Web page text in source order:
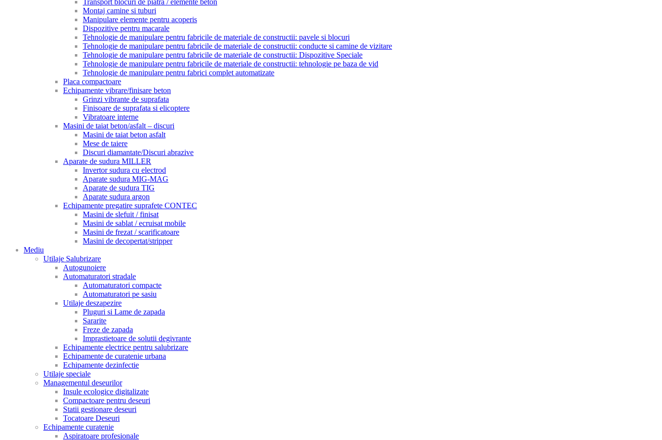
Transport blocuri de piatra / elemente beton
Montaj camine si tuburi
Manipulare elemente pentru acoperis
Dispozitive pentru macarale
Tehnologie de manipulare pentru fabricile de materiale de constructii: pavele si blocuri
Tehnologie de manipulare pentru fabricile de materiale de constructii: conducte si camine de vizitare
Tehnologie de manipulare pentru fabricile de materiale de constructii: Dispozitive Speciale
Tehnologie de manipulare pentru fabricile de materiale de constructii: tehnologie pe baza de vid
Tehnologie de manipulare pentru fabrici complet automatizate
Placa compactoare
Echipamente vibrare/finisare beton
Grinzi vibrante de suprafata
Finisoare de suprafata si elicoptere
Vibratoare interne
Masini de taiat beton/asfalt – discuri
Masini de taiat beton asfalt
Mese de taiere
Discuri diamantate/Discuri abrazive
Aparate de sudura MILLER
Invertor sudura cu electrod
Aparate sudura MIG-MAG
Aparate de sudura TIG
Aparate sudura argon
Echipamente pregatire suprafete CONTEC
Masini de slefuit / finisat
Masini de sablat / ecruisat mobile
Masini de frezat / scarificatoare
Masini de decopertat/stripper
Mediu
Utilaje Salubrizare
Autogunoiere
Automaturatori stradale
Automaturatori compacte
Automaturatori pe sasiu
Utilaje deszapezire
Pluguri si Lame de zapada
Sararite
Freze de zapada
Imprastietoare de solutii degivrante
Echipamente electrice pentru salubrizare
Echipamente de curatenie urbana
Echipamente dezinfectie
Utilaje speciale
Managementul deseurilor
Insule ecologice digitalizate
Compactoare pentru deseuri
Statii gestionare deseuri
Tocatoare Deseuri
Echipamente curatenie
Aspiratoare profesionale